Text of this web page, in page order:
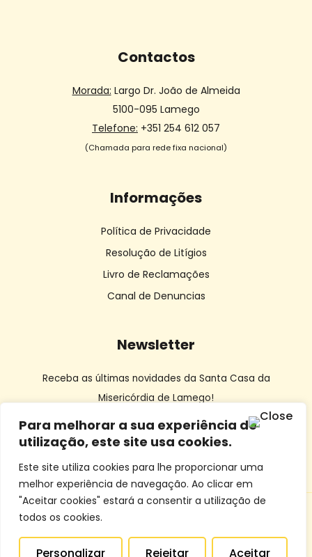
Para melhorar a sua experiência de
utilização, este site usa cookies.
Este site utiliza cookies para lhe proporcionar uma
melhor experiência de navegação. Ao clicar em
"Aceitar cookies" estará a consentir a utilização de
todos os cookies.
Personalizar Rejeitar Aceitar
Contactos
Morada: Largo Dr. João de Almeida
5100-095 Lamego
Telefone: +351 254 612 057
(Chamada para rede fixa nacional)
Informações
Política de Privacidade
Resolução de Litígios
Livro de Reclamações
Canal de Denuncias
Newsletter
Receba as últimas novidades da Santa Casa da
Misericórdia de Lamego!
© SCMLamego | Desenvolvido por